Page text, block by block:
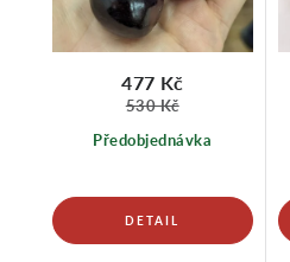
Předobjednávka
477 Kč
530 Kč